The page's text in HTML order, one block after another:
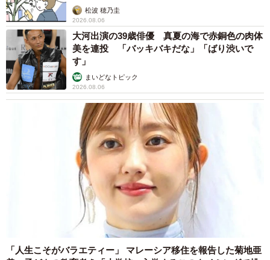
松波 穂乃圭
2026.08.06
大河出演の39歳俳優 真夏の海で赤銅色の肉体
美を連投 「バッキバキだな」「ばり渋いで
す」
まいどなトピック
2026.08.06
「人生こそがバラエティー」 マレーシア移住を報告した菊地亜